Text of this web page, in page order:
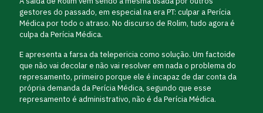
gestores do passado, em especial na era PT: culpar a Perícia
Médica por todo o atraso. No discurso de Rolim, tudo agora é
culpa da Perícia Médica.
E apresenta a farsa da telepericia como solução. Um factoide
que não vai decolar e não vai resolver em nada o problema do
represamento, primeiro porque ele é incapaz de dar conta da
própria demanda da Perícia Médica, segundo que esse
represamento é administrativo, não é da Perícia Médica.